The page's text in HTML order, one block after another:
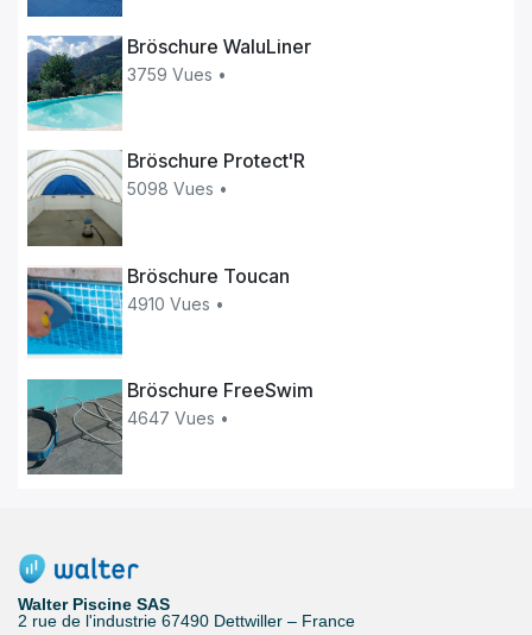
Bröschure WaluLiner
3759 Vues •
Bröschure Protect'R
5098 Vues •
Bröschure Toucan
4910 Vues •
Bröschure FreeSwim
4647 Vues •
Walter Piscine SAS
2 rue de l'industrie 67490 Dettwiller – France